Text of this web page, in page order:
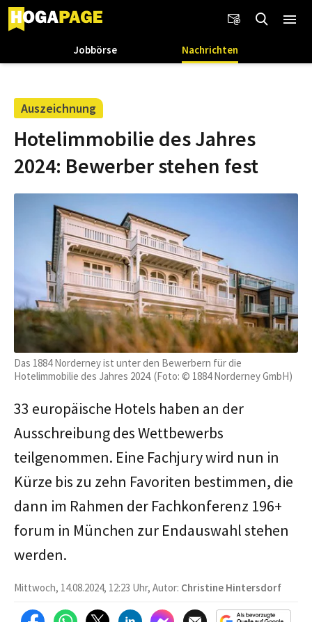
Jobbörse Nachrichten
Auszeichnung
Hotelimmobilie des Jahres
2024: Bewerber stehen fest
Das 1884 Norderney ist unter den Bewerbern für die
Hotelimmobilie des Jahres 2024. (Foto: © 1884 Norderney GmbH)
33 europäische Hotels haben an der
Ausschreibung des Wettbewerbs
teilgenommen. Eine Fachjury wird nun in
Kürze bis zu zehn Favoriten bestimmen, die
dann im Rahmen der Fachkonferenz 196+
forum in München zur Endauswahl stehen
werden.
Mittwoch, 14.08.2024, 12:23 Uhr, Autor: Christine Hintersdorf